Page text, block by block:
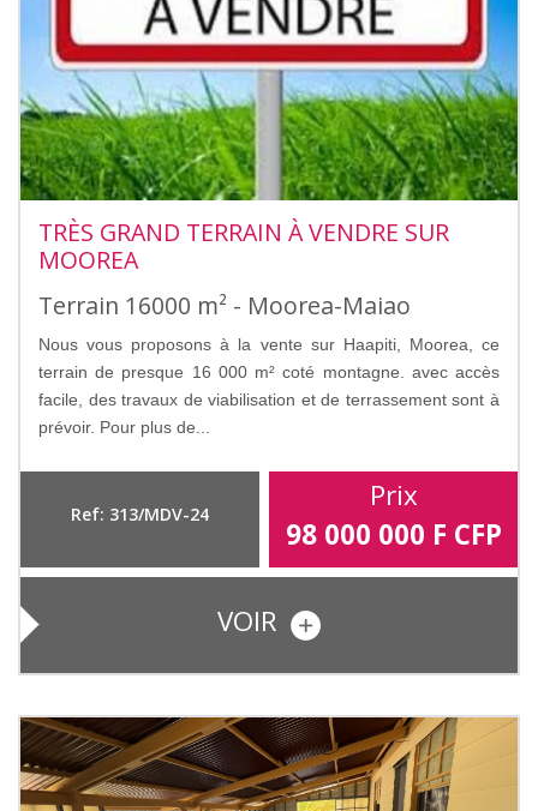
TRÈS GRAND TERRAIN À VENDRE SUR
MOOREA
Terrain 16000 m² - Moorea-Maiao
Nous vous proposons à la vente sur Haapiti, Moorea, ce
terrain de presque 16 000 m² coté montagne. avec accès
facile, des travaux de viabilisation et de terrassement sont à
prévoir. Pour plus de...
Ref: 313/MDV-24
Prix
98 000 000 F CFP
VOIR